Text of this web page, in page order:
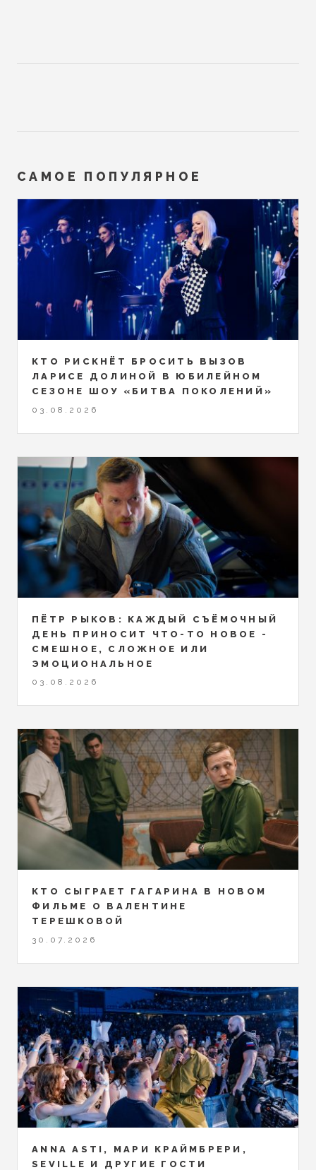
САМОЕ ПОПУЛЯРНОЕ
КТО РИСКНЁТ БРОСИТЬ ВЫЗОВ
ЛАРИСЕ ДОЛИНОЙ В ЮБИЛЕЙНОМ
СЕЗОНЕ ШОУ «БИТВА ПОКОЛЕНИЙ»
03.08.2026
ПЁТР РЫКОВ: КАЖДЫЙ СЪЁМОЧНЫЙ
ДЕНЬ ПРИНОСИТ ЧТО-ТО НОВОЕ -
СМЕШНОЕ, СЛОЖНОЕ ИЛИ
ЭМОЦИОНАЛЬНОЕ
03.08.2026
КТО СЫГРАЕТ ГАГАРИНА В НОВОМ
ФИЛЬМЕ О ВАЛЕНТИНЕ
ТЕРЕШКОВОЙ
30.07.2026
ANNA ASTI, МАРИ КРАЙМБРЕРИ,
SEVILLE И ДРУГИЕ ГОСТИ